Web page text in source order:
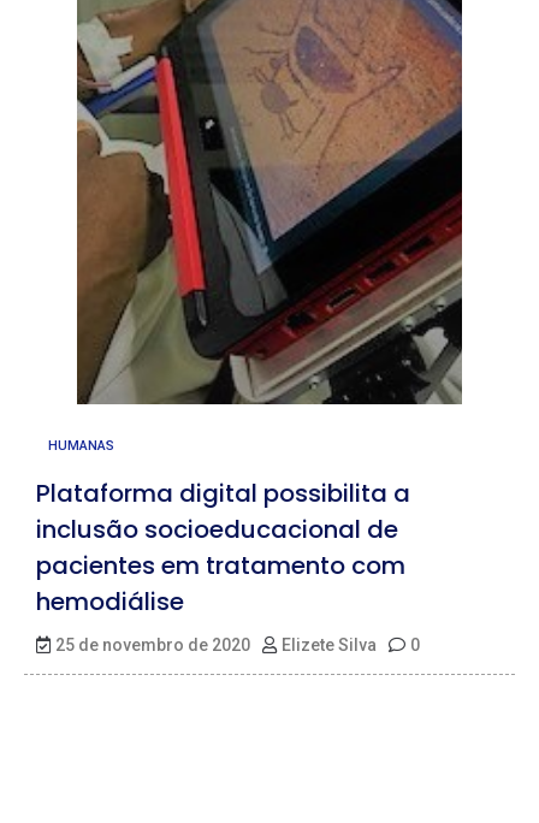
HUMANAS
Plataforma digital possibilita a
inclusão socioeducacional de
pacientes em tratamento com
hemodiálise
25 de novembro de 2020 Elizete Silva 0